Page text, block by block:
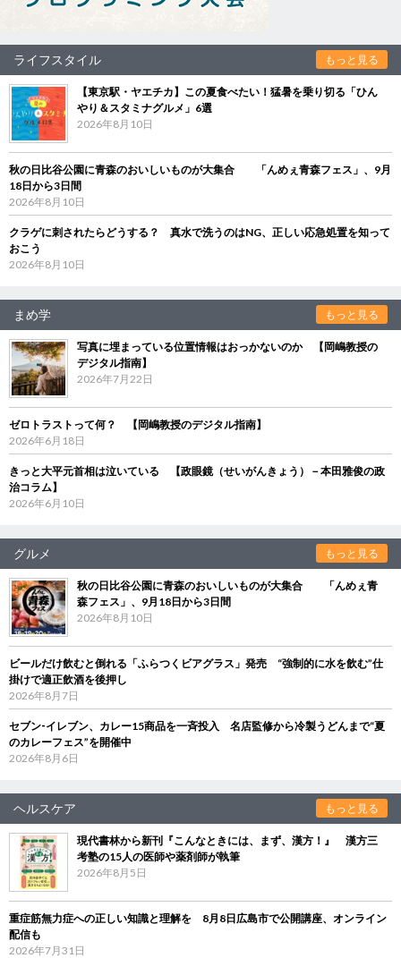
ライフスタイル もっと見る
【東京駅・ヤエチカ】この夏食べたい！猛暑を乗り切る「ひん
やり＆スタミナグルメ」6選
2026年8月10日
秋の日比谷公園に青森のおいしいものが大集合 「んめぇ青森フェス」、9月
18日から3日間
2026年8月10日
クラゲに刺されたらどうする？ 真水で洗うのはNG、正しい応急処置を知って
おこう
2026年8月10日
まめ学 もっと見る
写真に埋まっている位置情報はおっかないのか 【岡嶋教授の
デジタル指南】
2026年7月22日
ゼロトラストって何？ 【岡嶋教授のデジタル指南】
2026年6月18日
きっと大平元首相は泣いている 【政眼鏡（せいがんきょう）－本田雅俊の政
治コラム】
2026年6月10日
グルメ もっと見る
秋の日比谷公園に青森のおいしいものが大集合 「んめぇ青
森フェス」、9月18日から3日間
2026年8月10日
ビールだけ飲むと倒れる「ふらつくビアグラス」発売 “強制的に水を飲む”仕
掛けで適正飲酒を後押し
2026年8月7日
セブン‐イレブン、カレー15商品を一斉投入 名店監修から冷製うどんまで“夏
のカレーフェス”を開催中
2026年8月6日
ヘルスケア もっと見る
現代書林から新刊『こんなときには、まず、漢方！』 漢方三
考塾の15人の医師や薬剤師が執筆
2026年8月5日
重症筋無力症への正しい知識と理解を 8月8日広島市で公開講座、オンライン
配信も
2026年7月31日